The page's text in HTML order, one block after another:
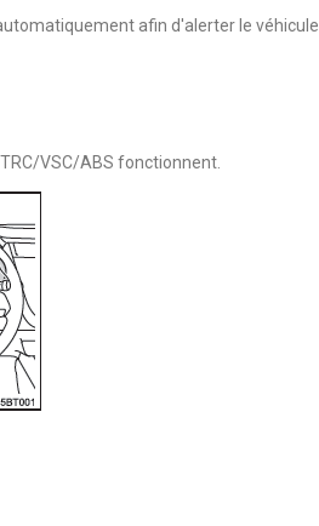
afin d'alerter le véhicule
VSC/ABS fonctionnent.